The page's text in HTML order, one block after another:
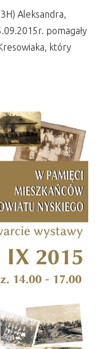
Aleksandra,
pomagały
który